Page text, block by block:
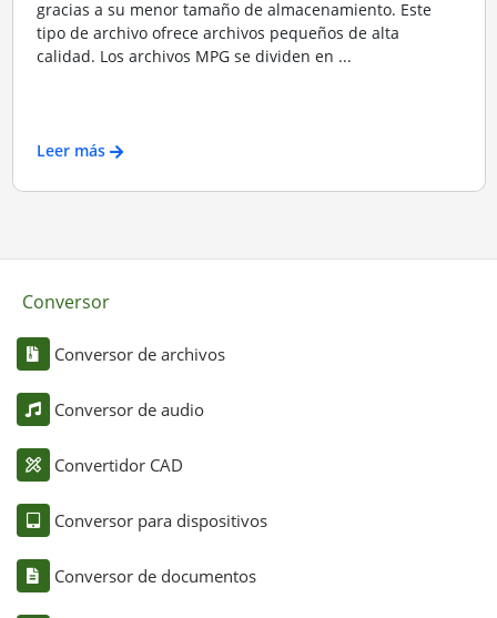
gracias a su menor tamaño de almacenamiento. Este
tipo de archivo ofrece archivos pequeños de alta
calidad. Los archivos MPG se dividen en ...
Leer más
Conversor
Conversor de archivos
Conversor de audio
Convertidor CAD
Conversor para dispositivos
Conversor de documentos